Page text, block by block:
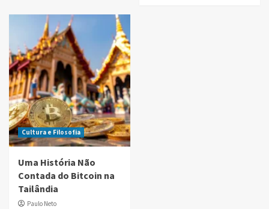
Cultura e Filosofia
Uma História Não
Contada do Bitcoin na
Tailândia
Paulo Neto